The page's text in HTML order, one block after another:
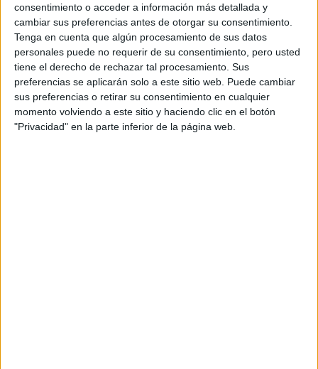
consentimiento o acceder a información más detallada y
cambiar sus preferencias antes de otorgar su consentimiento.
Tenga en cuenta que algún procesamiento de sus datos
personales puede no requerir de su consentimiento, pero usted
tiene el derecho de rechazar tal procesamiento. Sus
preferencias se aplicarán solo a este sitio web. Puede cambiar
sus preferencias o retirar su consentimiento en cualquier
momento volviendo a este sitio y haciendo clic en el botón
"Privacidad" en la parte inferior de la página web.